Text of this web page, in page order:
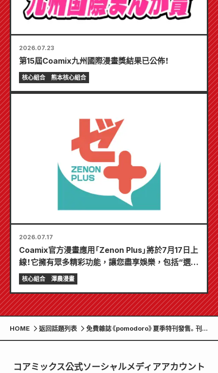
2026.07.23
第15屆Coamix九州國際漫畫獎結果已公佈！
核心組合 熊本核心組合
2026.07.17
Coamix官方漫畫應用「Zenon Plus」將於7月17日上
線！它擁有眾多精彩功能，讓您盡享娛樂，包括“選擇
您的第一個免費章節”和“每日更新”！
核心組合 澤農漫畫
HOME 返回話題列表
免費雜誌《pomodoro》夏季特刊發售。刊登
「熊本三大人物」！
コアミックス公式ソーシャルメディアアカウント